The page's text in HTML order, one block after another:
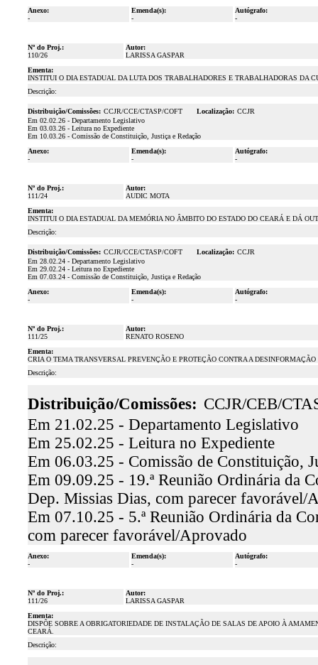
Anexo:
-
Emenda(s):
-
Autógrafo:
-
Nº do Proj.:
110/26
Autor:
LARISSA GASPAR
Ementa:
INSTITUI O DIA ESTADUAL DA LUTA DOS TRABALHADORES E TRABALHADORAS DA
Descrição:
Distribuição/Comissões: CCJR/CCE/CTASP/COFT Localização: CCJR
Em 02.02.26 - Departamento Legislativo
Em 03.03.26 - Leitura no Expediente
Em 10.03.26 - Comissão de Constituição, Justiça e Redação
Anexo:
-
Emenda(s):
-
Autógrafo:
-
Nº do Proj.:
111/24
Autor:
AUDIC MOTA
Ementa:
INSTITUI O DIA ESTADUAL DA MEMÓRIA NO ÂMBITO DO ESTADO DO CEARÁ E DÁ
Descrição:
Distribuição/Comissões: CCJR/CCE/CTASP/COFT Localização: CCJR
Em 28.02.24 - Departamento Legislativo
Em 29.02.24 - Leitura no Expediente
Em 07.03.24 - Comissão de Constituição, Justiça e Redação
Anexo:
-
Emenda(s):
-
Autógrafo:
-
Nº do Proj.:
111/25
Autor:
RENATO ROSENO
Ementa:
CRIA O TEMA TRANSVERSAL PREVENÇÃO E PROTEÇÃO CONTRA A
Descrição:
Distribuição/Comissões: CCJR/CEB/
Em 21.02.25 - Departamento Legislativo
Em 25.02.25 - Leitura no Expediente
Em 06.03.25 - Comissão de Constituição,
Em 09.09.25 - 19.ª Reunião Ordinária da
Dep. Missias Dias, com parecer favorável/
Em 07.10.25 - 5.ª Reunião Ordinária da
com parecer favorável/Aprovado
Anexo:
-
Emenda(s):
-
Autógrafo:
-
Nº do Proj.:
111/26
Autor:
LARISSA GASPAR
Ementa:
DISPÕE SOBRE A OBRIGATORIEDADE DE INSTALAÇÃO DE SALAS DE APOIO À
CEARÁ.
Descrição: